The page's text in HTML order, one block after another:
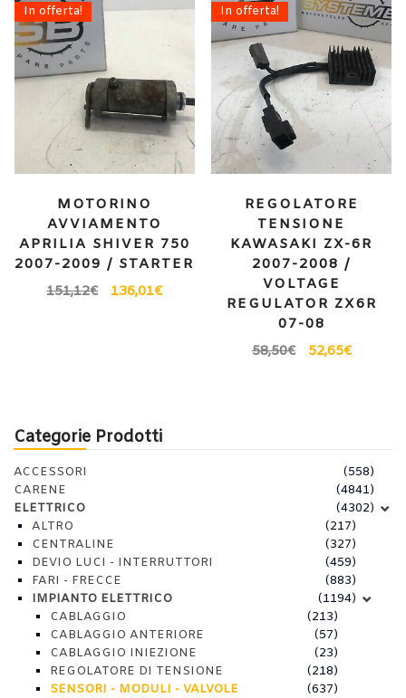
In offerta!
MOTORINO
AVVIAMENTO
APRILIA SHIVER 750
2007-2009 / STARTER
151,12€ 136,01€
In offerta!
REGOLATORE
TENSIONE
KAWASAKI ZX-6R
2007-2008 /
VOLTAGE
REGULATOR ZX6R
07-08
58,50€ 52,65€
Categorie Prodotti
ACCESSORI
(558)
CARENE
(4841)
ELETTRICO
(4302)
ALTRO
(217)
CENTRALINE
(327)
DEVIO LUCI - INTERRUTTORI
(459)
FARI - FRECCE
(883)
IMPIANTO ELETTRICO
(1194)
CABLAGGIO
(213)
CABLAGGIO ANTERIORE
(57)
CABLAGGIO INIEZIONE
(23)
REGOLATORE DI TENSIONE
(218)
SENSORI - MODULI - VALVOLE
(637)